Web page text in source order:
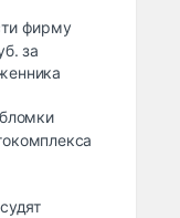
фирму
за